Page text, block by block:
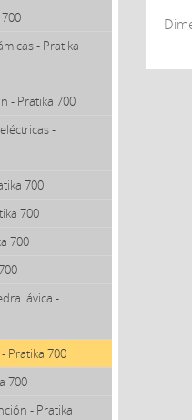
- Pratika
- Pratika 700
-
700
700
700
lávica -
Pratika 700
700
- Pratika